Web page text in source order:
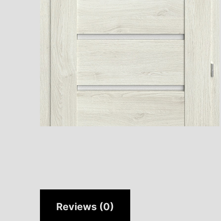
Reviews (0)